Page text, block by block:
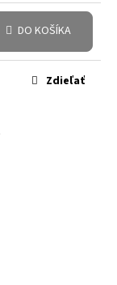
DO KOŠÍKA
Zdieľať